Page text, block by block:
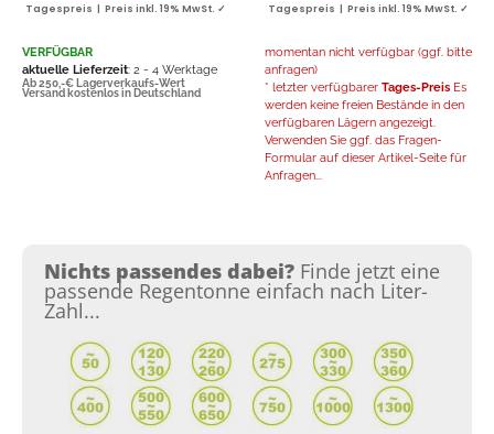
Tagespreis | Preis inkl. 19% MwSt. ✓
VERFÜGBAR
aktuelle Lieferzeit: 2 - 4 Werktage
Ab 250,-€ Lagerverkaufs-Wert
Versand kostenlos in Deutschland
Tagespreis | Preis inkl. 19% MwSt. ✓
momentan nicht verfügbar (ggf. bitte
anfragen)
* letzter verfügbarer Tages-Preis Es
werden keine freien Bestände in den
verfügbaren Lägern angezeigt.
Verwenden Sie ggf. das Fragen-
Formular auf dieser Artikel-Seite für
Anfragen...
Nichts passendes dabei? Finde jetzt eine
passende Regentonne einfach nach Liter-
Zahl...